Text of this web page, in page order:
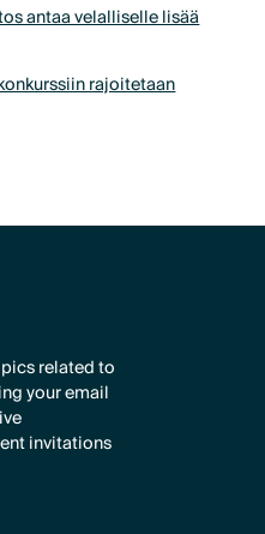
antaa velalliselle lisää
rajoitetaan
related to
your email
invitations